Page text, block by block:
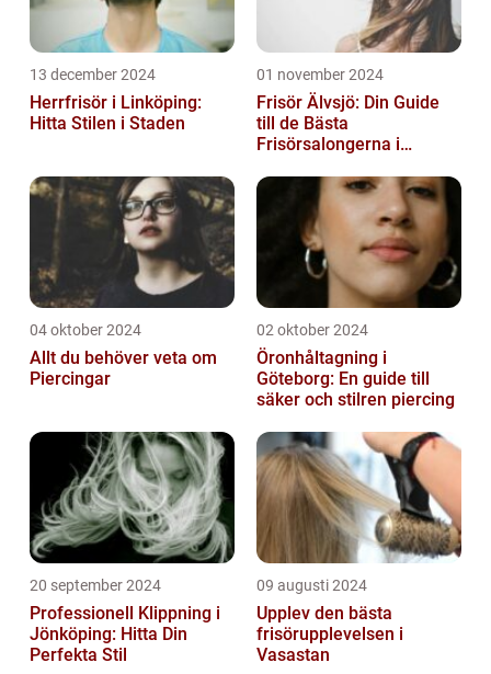
13 december 2024
Herrfrisör i Linköping:
Hitta Stilen i Staden
01 november 2024
Frisör Älvsjö: Din Guide
till de Bästa
Frisörsalongerna i
04 oktober 2024
Allt du behöver veta om
Piercingar
02 oktober 2024
Öronhåltagning i
Göteborg: En guide till
säker och stilren piercing
20 september 2024
Professionell Klippning i
Jönköping: Hitta Din
Perfekta Stil
09 augusti 2024
Upplev den bästa
frisörupplevelsen i
Vasastan